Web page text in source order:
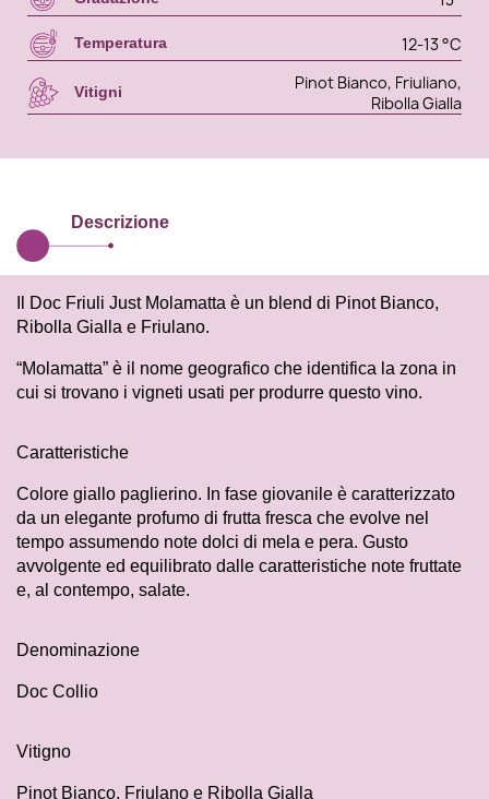
Temperatura 12-13 °C
Vitigni
Pinot Bianco, Friuliano,
Ribolla Gialla
Descrizione
Il Doc Friuli Just Molamatta è un blend di Pinot Bianco,
Ribolla Gialla e Friulano.
“Molamatta” è il nome geografico che identifica la zona in
cui si trovano i vigneti usati per produrre questo vino.
Caratteristiche
Colore giallo paglierino. In fase giovanile è caratterizzato
da un elegante profumo di frutta fresca che evolve nel
tempo assumendo note dolci di mela e pera. Gusto
avvolgente ed equilibrato dalle caratteristiche note fruttate
e, al contempo, salate.
Denominazione
Doc Collio
Vitigno
Pinot Bianco, Friulano e Ribolla Gialla